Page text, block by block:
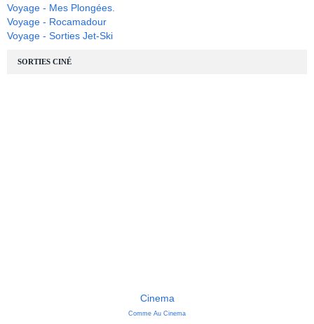
Voyage - Mes Plongées.
Voyage - Rocamadour
Voyage - Sorties Jet-Ski
SORTIES CINÉ
Cinema
Comme Au Cinema